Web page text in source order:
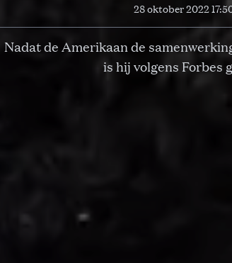
28 oktober 2022
Nadat de Amerikaan de
is hij volgens Forbes